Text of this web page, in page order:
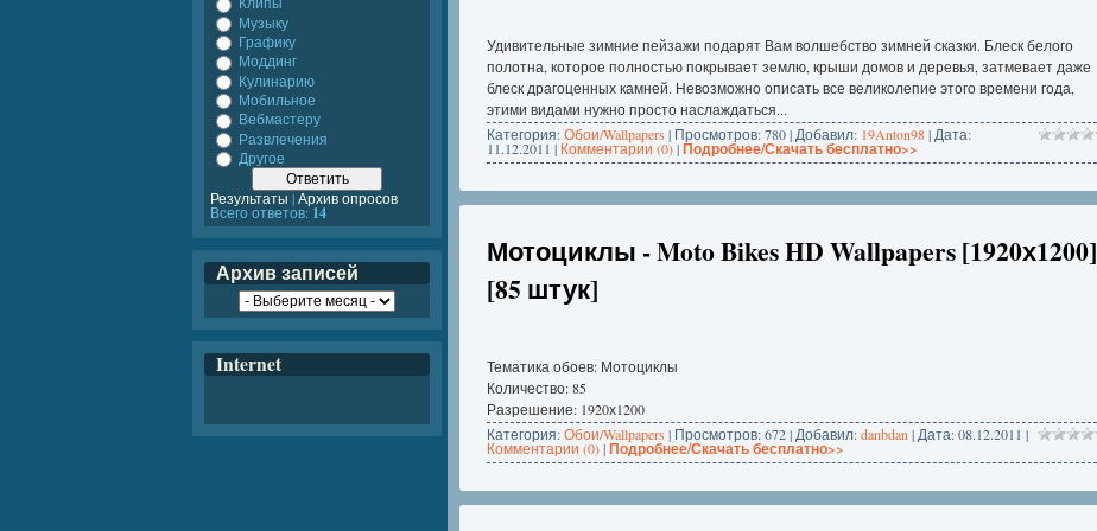
Удивительные зимние пейзажи подарят Вам волшебство зимней сказки. Блеск белого
полотна, которое полностью покрывает землю, крыши домов и деревья, затмевает даже
блеск драгоценных камней. Невозможно описать все великолепие этого времени года,
этими видами нужно просто наслаждаться...
Категория:Обои/Wallpapers | Просмотров: 780 | Добавил: 19Anton98| Дата:
11.12.2011 | Комментарии (0)|Подробнее/Скачать бесплатно>>
Мотоциклы - Moto Bikes HD Wallpapers [1920х1200]
[85 штук]
Тематика обоев: Мотоциклы
Количество: 85
Разрешение: 1920х1200
Категория:Обои/Wallpapers | Просмотров: 672 | Добавил:danbdan | Дата:08.12.2011 |
Комментарии (0)|Подробнее/Скачать бесплатно>>
Музыку
Графику
Моддинг
Кулинарию
Мобильное
Вебмастеру
Развлечения
Другое
Результаты |Архив опросов
Всего ответов:14
Архив записей
Internet